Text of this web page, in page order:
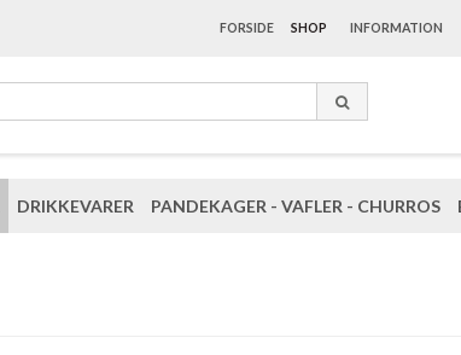
FORSIDE SHOP INFORMATION
DRIKKEVARER PANDEKAGER - VAFLER - CHURROS